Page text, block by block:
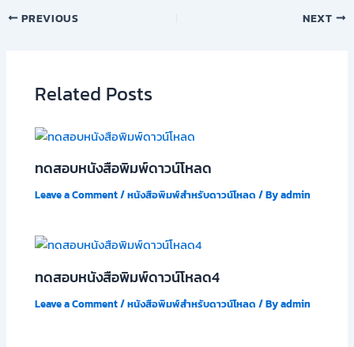
PREVIOUS NEXT
Related Posts
ทดสอบหนังสือพิมพ์ดาวน์โหลด
Leave a Comment/หนังสือพิมพ์สำหรับดาวน์โหลด / Byadmin
ทดสอบหนังสือพิมพ์ดาวน์โหลด4
Leave a Comment/หนังสือพิมพ์สำหรับดาวน์โหลด / Byadmin